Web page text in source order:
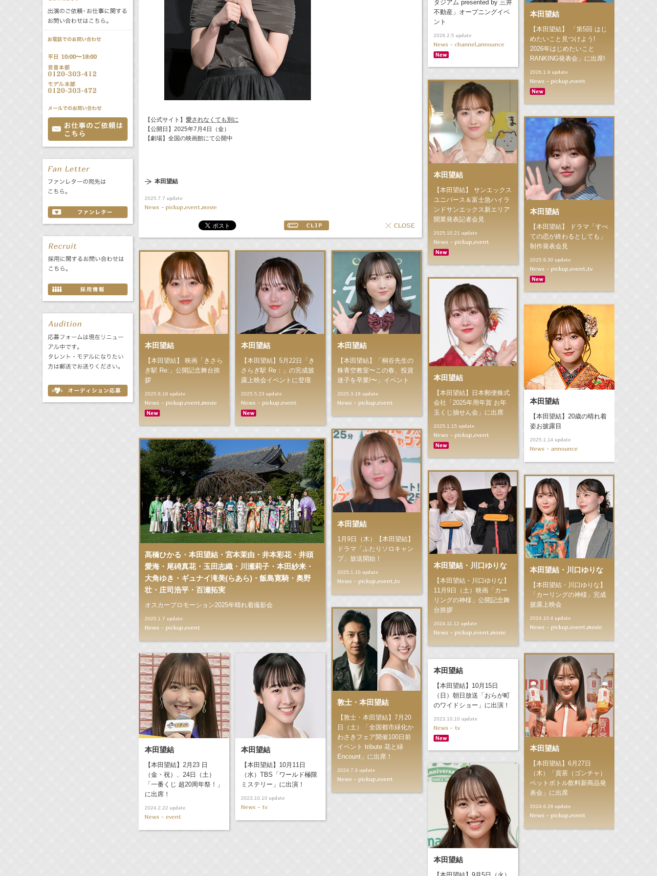
【公式サイト】 愛されなくても別に
【公開日】2025年7月4日（金）
【劇場】全国の映画館にて公開中
本田望結
2025.7.7 update
News - pickup,event,movie
タジアム presented by 三井
不動産」オープニングイベ
ント
2026.2.5 update
News - channel,announce
本田望結
【本田望結】 「第5回 はじ
めたいこと見つけよう!
2026年はじめたいこと
RANKING発表会」に出席!
2026.1.9 update
News - pickup,event
本田望結
【本田望結】 サンエックス
ユニバース＆富士急ハイラ
ンドサンエックス新エリア
開業発表記者会見
2025.10.21 update
News - pickup,event
本田望結
【本田望結】 ドラマ「すべ
ての恋が終わるとしても」
制作発表会見
2025.9.30 update
News - pickup,event,tv
本田望結
【本田望結】 映画「きさら
ぎ駅 Re:」公開記念舞台挨
拶
2025.6.16 update
News - pickup,event,movie
本田望結
【本田望結】5月22日「き
さらぎ駅 Re：」の完成披
露上映会イベントに登壇
2025.5.23 update
News - pickup,event
本田望結
【本田望結】「桐谷先生の
株青空教室〜この春、投資
迷子を卒業!〜」イベント
2025.3.18 update
News - pickup,event
本田望結
【本田望結】日本郵便株式
会社「2025年用年賀 お年
玉くじ抽せん会」に出席
2025.1.15 update
News - pickup,event
本田望結
【本田望結】20歳の晴れ着
姿お披露目
2025.1.14 update
News - announce
本田望結
1月9日（木）【本田望結】
ドラマ「ふたりソロキャン
プ」放送開始！
2025.1.10 update
News - pickup,event,tv
髙橋ひかる・本田望結・宮本茉由・井本彩花・井頭
愛海・尾碕真花・玉田志織・川瀬莉子・本田紗来・
大角ゆき・ギュナイ滝美(らあら)・飯島寛騎・奥野
壮・庄司浩平・百瀬拓実
オスカープロモーション2025年晴れ着撮影会
2025.1.7 update
News - pickup,event
本田望結・川口ゆりな
【本田望結・川口ゆりな】
11月9日（土）映画「カー
リングの神様」公開記念舞
台挨拶
2024.11.12 update
News - pickup,event,movie
本田望結・川口ゆりな
【本田望結・川口ゆりな】
「カーリングの神様」完成
披露上映会
2024.10.4 update
News - pickup,event,movie
敦士・本田望結
【敦士・本田望結】7月20
日（土）「全国都市緑化か
わさきフェア開催100日前
イベント tribute 花と緑
Encount」に出席！
2024.7.3 update
News - pickup,event
本田望結
【本田望結】6月27日
（木）「貢茶（ゴンチャ）
ペットボトル飲料新商品発
表会」に出席
2024.6.28 update
News - pickup,event
本田望結
【本田望結】2月23 日
（金・祝）、24日（土）
「一番くじ 超20周年祭！」
に出席！
2024.2.22 update
News - event
本田望結
【本田望結】10月11日
（水）TBS「ワールド極限
ミステリー」に出演！
2023.10.10 update
News - tv
本田望結
【本田望結】10月15日
（日）朝日放送「おらが町
のワイドショー」に出演！
2023.10.10 update
News - tv
本田望結
Radio
バラエティ 声優
文化事業部 クリエイター
誕生日 8/6
あ か
さ
た
な
は
ま
や
ら
わ
公式サービス